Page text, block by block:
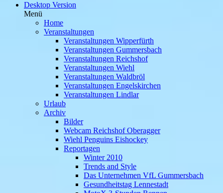
Desktop Version
Menü
Home
Veranstaltungen
Veranstaltungen Wipperfürth
Veranstaltungen Gummersbach
Veranstaltungen Reichshof
Veranstaltungen Wiehl
Veranstaltungen Waldbröl
Veranstaltungen Engelskirchen
Veranstaltungen Lindlar
Urlaub
Archiv
Bilder
Webcam Reichshof Oberagger
Wiehl Penguins Eishockey
Reportagen
Winter 2010
Trends and Style
Das Unternehmen VfL Gummersbach
Gesundheitstag Lennestadt